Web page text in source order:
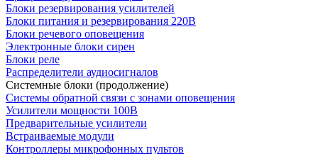
Блоки резервирования усилителей
Блоки питания и резервирования 220В
Блоки речевого оповещения
Электронные блоки сирен
Блоки реле
Распределители аудиосигналов
Системные блоки (продолжение)
Системы обратной связи с зонами оповещения
Усилители мощности 100В
Предварительные усилители
Встраиваемые модули
Контроллеры микрофонных пультов